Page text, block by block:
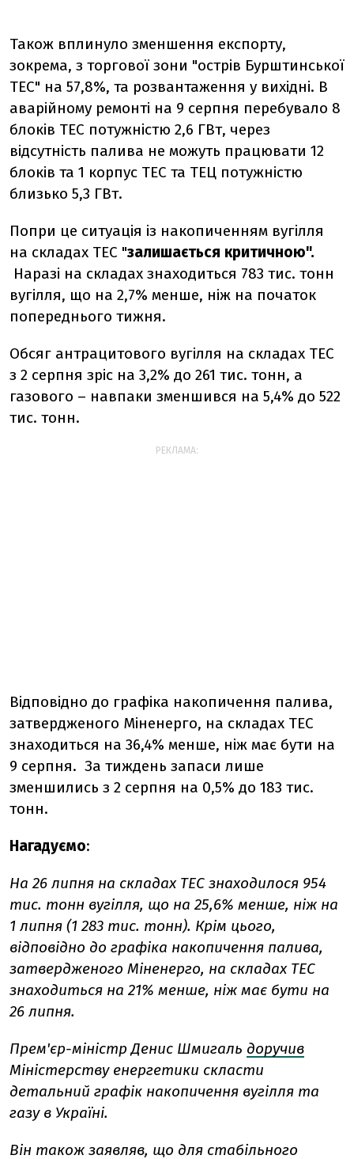
Також вплинуло зменшення експорту,
зокрема, з торгової зони "острів Бурштинської
ТЕС" на 57,8%, та розвантаження у вихідні. В
аварійному ремонті на 9 серпня перебувало 8
блоків ТЕС потужністю 2,6 ГВт, через
відсутність палива не можуть працювати 12
блоків та 1 корпус ТЕС та ТЕЦ потужністю
близько 5,3 ГВт.
Попри це ситуація із накопиченням вугілля
на складах ТЕС "залишається критичною".
Наразі на складах знаходиться 783 тис. тонн
вугілля, що на 2,7% менше, ніж на початок
попереднього тижня.
Обсяг антрацитового вугілля на складах ТЕС
з 2 серпня зріс на 3,2% до 261 тис. тонн, а
газового – навпаки зменшився на 5,4% до 522
тис. тонн.
РЕКЛАМА:
Відповідно до графіка накопичення палива,
затвердженого Міненерго, на складах ТЕС
знаходиться на 36,4% менше, ніж має бути на
9 серпня. За тиждень запаси лише
зменшились з 2 серпня на 0,5% до 183 тис.
тонн.
Нагадуємо:
На 26 липня на складах ТЕС знаходилося 954
тис. тонн вугілля, що на 25,6% менше, ніж на
1 липня (1 283 тис. тонн). Крім цього,
відповідно до графіка накопичення палива,
затвердженого Міненерго, на складах ТЕС
знаходиться на 21% менше, ніж має бути на
26 липня.
Прем'єр-міністр Денис Шмигаль доручив
Міністерству енергетики скласти
детальний графік накопичення вугілля та
газу в Україні.
Він також заявляв, що для стабільного